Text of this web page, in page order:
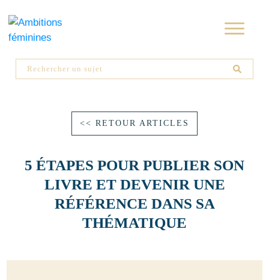
<< RETOUR ARTICLES
5 ÉTAPES POUR PUBLIER SON
LIVRE ET DEVENIR UNE
RÉFÉRENCE DANS SA
THÉMATIQUE